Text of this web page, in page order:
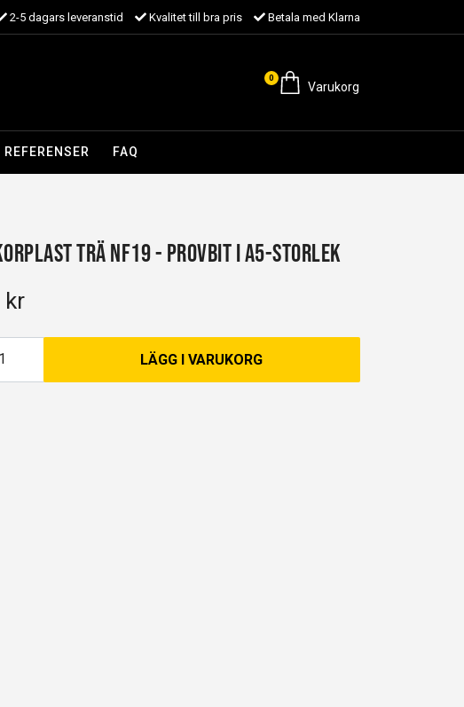
2-5 dagars leveranstid Kvalitet till bra pris Betala med Klarna
0
Varukorg
REFERENSER FAQ
Trä NF19 - Provbit i A5-storlek
kr
LÄGG I VARUKORG